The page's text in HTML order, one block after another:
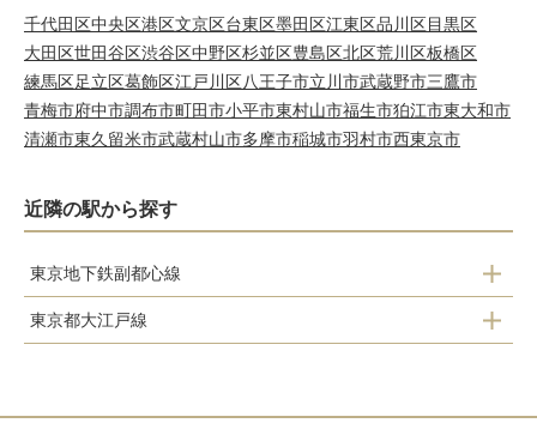
千代田区中央区港区文京区台東区墨田区江東区品川区目黒区
大田区世田谷区渋谷区中野区杉並区豊島区北区荒川区板橋区
練馬区足立区葛飾区江戸川区八王子市立川市武蔵野市三鷹市
青梅市府中市調布市町田市小平市東村山市福生市狛江市東大和市
清瀬市東久留米市武蔵村山市多摩市稲城市羽村市西東京市
近隣の駅から探す
東京地下鉄副都心線
池袋
東京都大江戸線